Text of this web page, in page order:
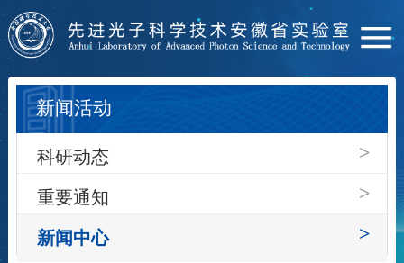
新闻活动
科研动态 >
重要通知 >
新闻中心 >